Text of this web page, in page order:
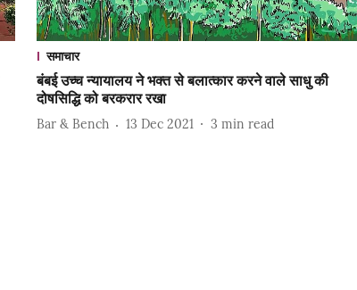
समाचार
बंबई उच्च न्यायालय ने भक्त से बलात्कार करने वाले साधु की
दोषसिद्धि को बरकरार रखा
Bar & Bench 13 Dec 2021 3 min read